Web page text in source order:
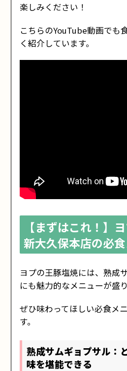
楽しみください！
こちらのYouTube動画でも
く紹介しています。
【まずはこれ！】
新大久保本店の必
ヨプの王豚塩焼には、熟成
にも魅力的なメニューが盛
ぜひ味わってほしい必食メ
す。
熟成サムギョプサル：
味を堪能できる